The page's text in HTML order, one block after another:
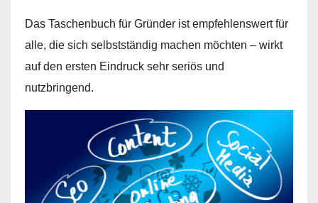
Das Taschenbuch für Gründer ist empfehlenswert für
alle, die sich selbstständig machen möchten – wirkt
auf den ersten Eindruck sehr seriös und
nutzbringend.